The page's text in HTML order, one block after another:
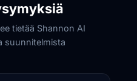
tietää Shannon AI
suunnitelmista